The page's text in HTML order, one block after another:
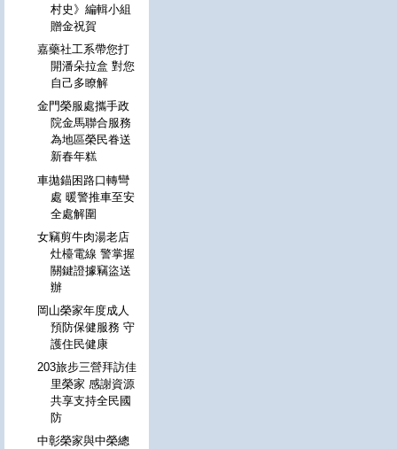
村史》編輯小組
贈金祝賀
嘉藥社工系帶您打
開潘朵拉盒 對您
自己多瞭解
金門榮服處攜手政
院金馬聯合服務
為地區榮民眷送
新春年糕
車拋錨困路口轉彎
處 暖警推車至安
全處解圍
女竊剪牛肉湯老店
灶檯電線 警掌握
關鍵證據竊盜送
辦
岡山榮家年度成人
預防保健服務 守
護住民健康
203旅步三營拜訪佳
里榮家 感謝資源
共享支持全民國
防
中彰榮家與中榮總